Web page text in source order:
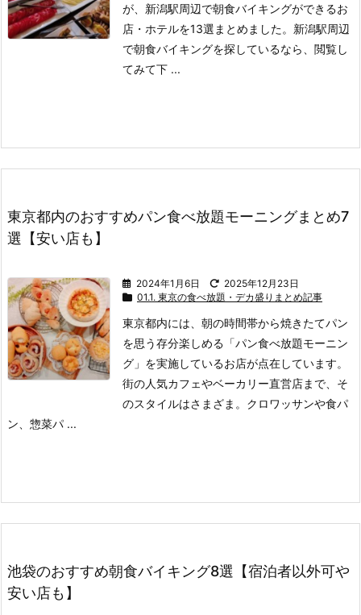
が、新潟駅周辺で朝食バイキングができるお
店・ホテルを13選まとめました。 新潟駅周辺
で朝食バイキングを探しているなら、閲覧し
てみて下 ...
東京都内のおすすめパン食べ放題モーニングまとめ7
選【安い店も】
2024年1月6日
2025年12月23日
01.1. 東京の食べ放題・デカ盛りまとめ記事
東京都内には、朝の時間帯から焼きたてパン
を思う存分楽しめる「パン食べ放題モーニン
グ」を実施しているお店が点在しています。
街の人気カフェやベーカリー直営店まで、そ
のスタイルはさまざま。 クロワッサンや食パ
ン、惣菜パ ...
池袋のおすすめ朝食バイキング8選【宿泊者以外可や
安い店も】